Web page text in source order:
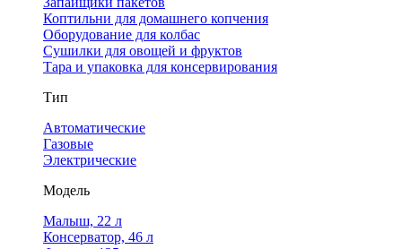
Коптильни для домашнего копчения
Оборудование для колбас
Сушилки для овощей и фруктов
Тара и упаковка для консервирования
Тип
Автоматические
Газовые
Электрические
Модель
Малыш, 22 л
Консерватор, 46 л